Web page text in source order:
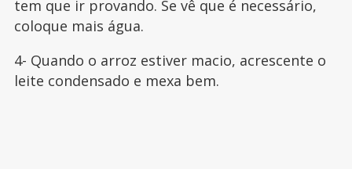
tem que ir provando. Se vê que é necessário,
coloque mais água.
4- Quando o arroz estiver macio, acrescente o
leite condensado e mexa bem.